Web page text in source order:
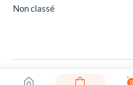
0
Non classé